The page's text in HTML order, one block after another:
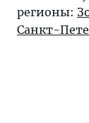
регионы:
Санкт-